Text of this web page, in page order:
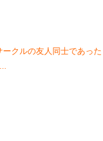
クルの友人同士であった